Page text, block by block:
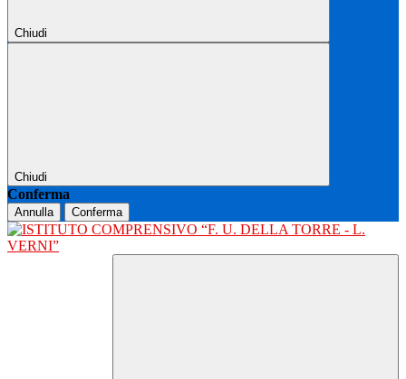
Chiudi
Chiudi
Conferma
Annulla Conferma